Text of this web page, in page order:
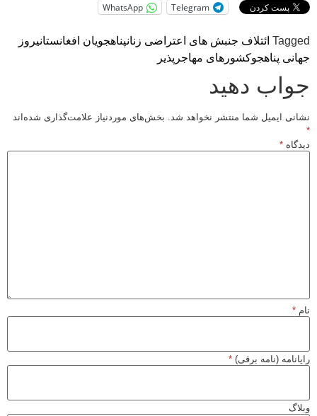
Telegram
WhatsApp
Tagged ائتلاف جنبش های اعتراضی زنانپناهجویان افغانستانیروز
جهانی پناهجوکشورهای مهاجرپذیر
جواب دهید
نشانی ایمیل شما منتشر نخواهد شد. بخش‌های موردنیاز علامت‌گذاری شده‌اند
دیدگاه*
نام*
رایانامه (نامه برقی)*
وبلاگ